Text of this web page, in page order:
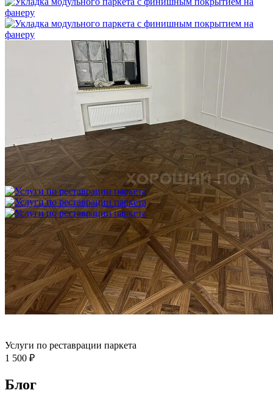
Укладка модульного паркета с финишным покрытием на
фанеру
3 600 ₽
Услуги по реставрации паркета
1 500 ₽
Блог